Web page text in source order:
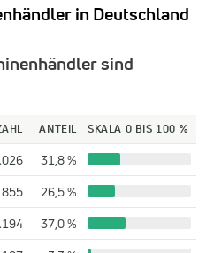
in Deutschland
sind
ANTEIL SKALA 0 BIS 100 %
31,8 %
855
26,5 %
37,0 %